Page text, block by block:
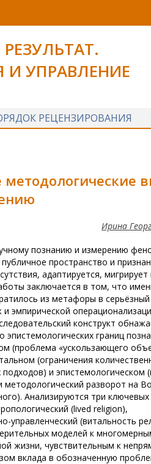
УПРАВЛЕНИЕ
РЕЦЕНЗИРОВАНИЯ
Ирина
познанию и измерению
пространство и
адаптируется,
заключается в том, что
из метафоры в серьёзный
эмпирической
конструкт
границ
(проблема «ускользающего
(ограничения
и эпистемологическом
разворот на
Анализируются три ключевых
(lived religion),
управленческий (витальность
моделей к
жизни, чувствительным к
вклада в обозначенную